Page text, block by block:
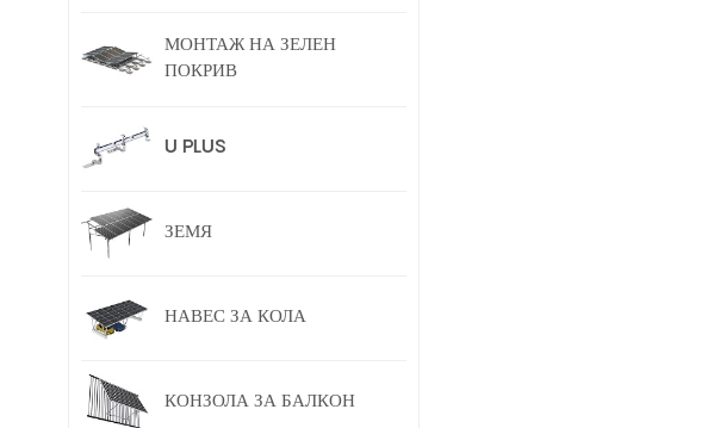
МОНТАЖ НА ЗЕЛЕН
ПОКРИВ
U PLUS
ЗЕМЯ
НАВЕС ЗА КОЛА
КОНЗОЛА ЗА БАЛКОН